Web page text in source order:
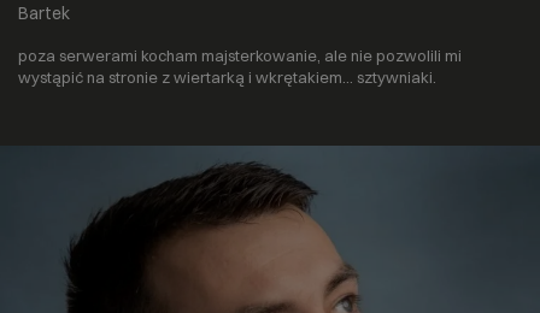
Bartek
poza serwerami kocham majsterkowanie, ale nie pozwolili mi
wystąpić na stronie z wiertarką i wkrętakiem… sztywniaki.